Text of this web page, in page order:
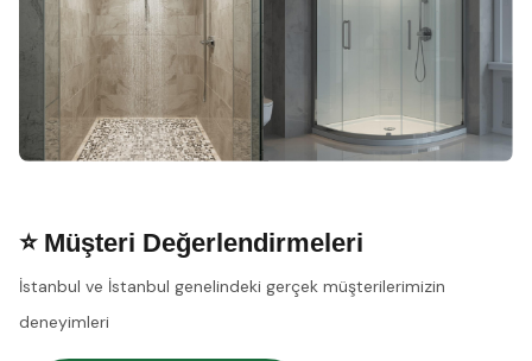
⭐ Müşteri Değerlendirmeleri
İstanbul ve İstanbul genelindeki gerçek müşterilerimizin
deneyimleri